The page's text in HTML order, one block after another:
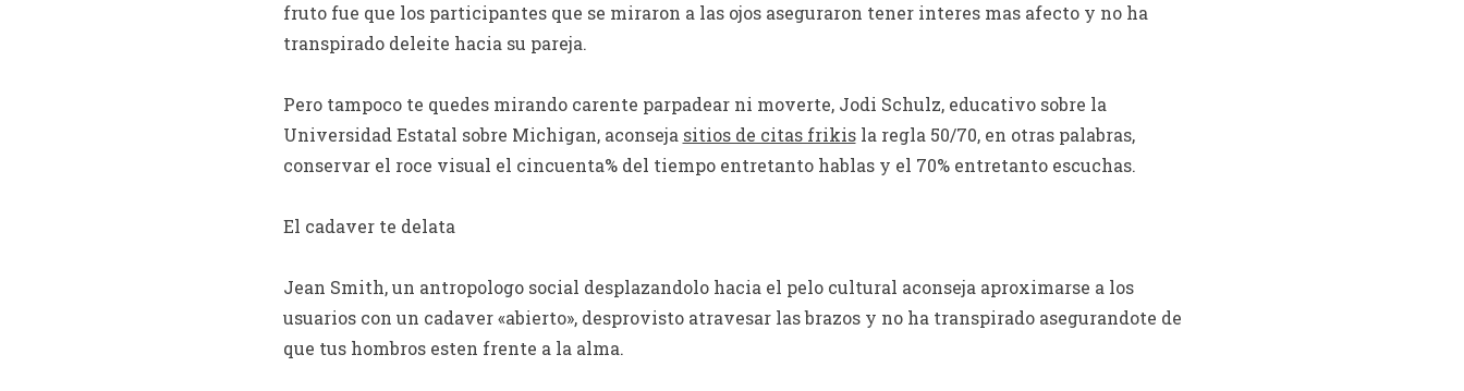
fruto fue que los participantes que se miraron a las ojos aseguraron tener interes mas afecto y no ha
transpirado deleite hacia su pareja.
Pero tampoco te quedes mirando carente parpadear ni moverte, Jodi Schulz, educativo sobre la
Universidad Estatal sobre Michigan, aconseja sitios de citas frikisla regla 50/70, en otras palabras,
conservar el roce visual el cincuenta% del tiempo entretanto hablas y el 70% entretanto escuchas.
El cadaver te delata
Jean Smith, un antropologo social desplazandolo hacia el pelo cultural aconseja aproximarse a los
usuarios con un cadaver «abierto», desprovisto atravesar las brazos y no ha transpirado asegurandote de
que tus hombros esten frente a la alma.